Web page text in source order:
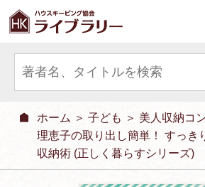
ホーム ＞ 子ども ＞ 美人収納コ
理恵子の取り出し簡単！ すっき
収納術 (正しく暮らすシリーズ)